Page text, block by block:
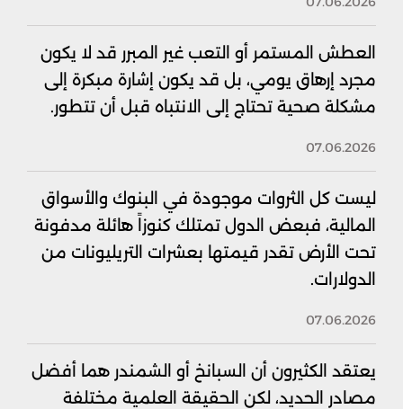
العطش المستمر أو التعب غير المبرر قد لا يكون
مجرد إرهاق يومي، بل قد يكون إشارة مبكرة إلى
مشكلة صحية تحتاج إلى الانتباه قبل أن تتطور.
07.06.2026
ليست كل الثروات موجودة في البنوك والأسواق
المالية، فبعض الدول تمتلك كنوزاً هائلة مدفونة
تحت الأرض تقدر قيمتها بعشرات التريليونات من
الدولارات.
07.06.2026
يعتقد الكثيرون أن السبانخ أو الشمندر هما أفضل
مصادر الحديد، لكن الحقيقة العلمية مختلفة